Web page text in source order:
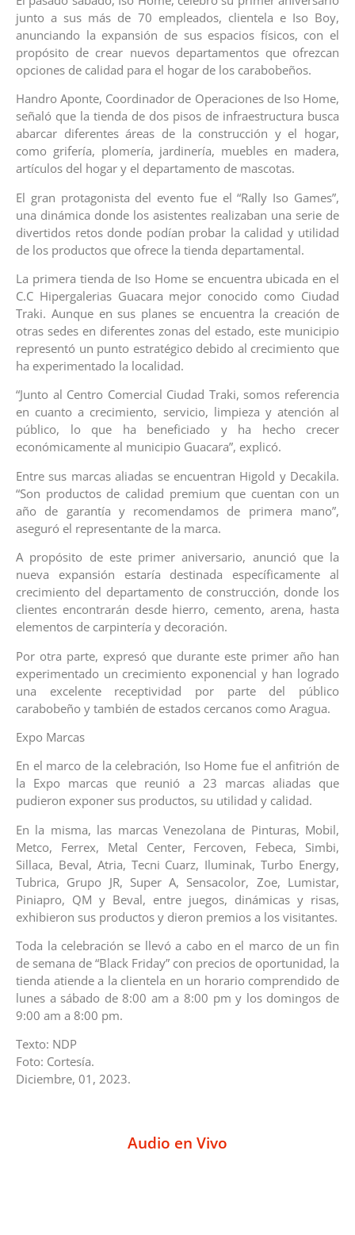
junto a sus más de 70 empleados, clientela e Iso Boy,
anunciando la expansión de sus espacios físicos, con el
propósito de crear nuevos departamentos que ofrezcan
opciones de calidad para el hogar de los carabobeños.
Handro Aponte, Coordinador de Operaciones de Iso Home,
señaló que la tienda de dos pisos de infraestructura busca
abarcar diferentes áreas de la construcción y el hogar,
como grifería, plomería, jardinería, muebles en madera,
artículos del hogar y el departamento de mascotas.
El gran protagonista del evento fue el “Rally Iso Games”,
una dinámica donde los asistentes realizaban una serie de
divertidos retos donde podían probar la calidad y utilidad
de los productos que ofrece la tienda departamental.
La primera tienda de Iso Home se encuentra ubicada en el
C.C Hipergalerias Guacara mejor conocido como Ciudad
Traki. Aunque en sus planes se encuentra la creación de
otras sedes en diferentes zonas del estado, este municipio
representó un punto estratégico debido al crecimiento que
ha experimentado la localidad.
“Junto al Centro Comercial Ciudad Traki, somos referencia
en cuanto a crecimiento, servicio, limpieza y atención al
público, lo que ha beneficiado y ha hecho crecer
económicamente al municipio Guacara”, explicó.
Entre sus marcas aliadas se encuentran Higold y Decakila.
“Son productos de calidad premium que cuentan con un
año de garantía y recomendamos de primera mano”,
aseguró el representante de la marca.
A propósito de este primer aniversario, anunció que la
nueva expansión estaría destinada específicamente al
crecimiento del departamento de construcción, donde los
clientes encontrarán desde hierro, cemento, arena, hasta
elementos de carpintería y decoración.
Por otra parte, expresó que durante este primer año han
experimentado un crecimiento exponencial y han logrado
una excelente receptividad por parte del público
carabobeño y también de estados cercanos como Aragua.
Expo Marcas
En el marco de la celebración, Iso Home fue el anfitrión de
la Expo marcas que reunió a 23 marcas aliadas que
pudieron exponer sus productos, su utilidad y calidad.
En la misma, las marcas Venezolana de Pinturas, Mobil,
Metco, Ferrex, Metal Center, Fercoven, Febeca, Simbi,
Sillaca, Beval, Atria, Tecni Cuarz, Iluminak, Turbo Energy,
Tubrica, Grupo JR, Super A, Sensacolor, Zoe, Lumistar,
Piniapro, QM y Beval, entre juegos, dinámicas y risas,
exhibieron sus productos y dieron premios a los visitantes.
Toda la celebración se llevó a cabo en el marco de un fin
de semana de “Black Friday” con precios de oportunidad, la
tienda atiende a la clientela en un horario comprendido de
lunes a sábado de 8:00 am a 8:00 pm y los domingos de
9:00 am a 8:00 pm.
Texto: NDP
Foto: Cortesía.
Diciembre, 01, 2023.
Audio en Vivo